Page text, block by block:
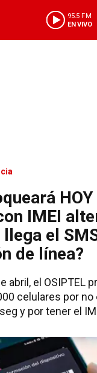
95.5 FM
EN VIVO
IMEI
el
de línea?
abril, el OSIPTEL
celulares por no
y por tener el